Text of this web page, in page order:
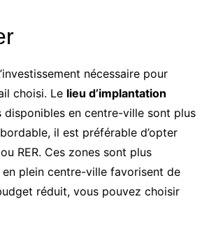
nécessaire pour
choisi. Le lieu d’implantation
en centre-ville sont plus
il est préférable d’opter
RER. Ces zones sont plus
plein centre-ville favorisent de
réduit, vous pouvez choisir